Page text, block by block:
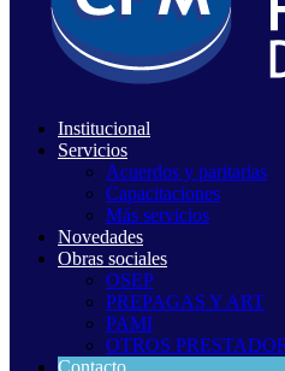
Institucional
Servicios
Acuerdos y paritarias
Capacitaciones
Más servicios
Novedades
Obras sociales
OSEP
PREPAGAS Y ART
PAMI
OTROS
Contacto